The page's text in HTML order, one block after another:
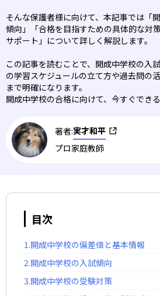
そんな保護者様に向けて、本記事では「
傾向」「合格を目指すための具体的な対
サポート」について詳しく解説します。
この記事を読むことで、開成中学校の入
の学習スケジュールの立て方や過去問の
まで明確になります。
開成中学校の合格に向けて、今すぐでき
著者:実才和平
プロ家庭教師
目次
1.開成中学校の偏差値と基本情報
2.開成中学校の入試傾向
3.開成中学校の受験対策